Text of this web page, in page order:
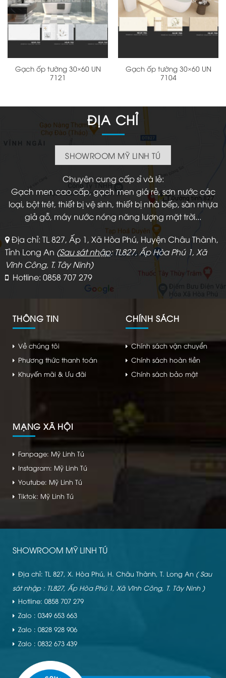
Gạch ốp tường 30×60 UN
7121
Gạch ốp tường 30×60 UN
7104
ĐỊA CHỈ
SHOWROOM MỸ LINH TÚ
Chuyên cung cấp sỉ và lẻ:
Gạch men cao cấp, gạch men giá rẻ, sơn nước các
loại, bột trét, thiết bị vệ sinh, thiết bị nhà bếp, sàn nhựa
giả gỗ, máy nước nóng năng lượng mặt trời...
Địa chỉ: TL 827, Ấp 1, Xã Hòa Phú, Huyện Châu Thành,
Tỉnh Long An (Sau sát nhập: TL827, Ấp Hòa Phú 1, Xã
Vĩnh Công, T. Tây Ninh)
Hotline: 0858 707 279
THÔNG TIN
Về chúng tôi
Phương thức thanh toán
Khuyến mãi & Ưu đãi
CHÍNH SÁCH
Chính sách vận chuyển
Chính sách hoàn tiền
Chính sách bảo mật
MẠNG XÃ HỘI
Fanpage: Mỹ Linh Tú
Instagram: Mỹ Linh Tú
Youtube: Mỹ Linh Tú
Tiktok: Mỹ Linh Tú
SHOWROOM MỸ LINH TÚ
Địa chỉ: TL 827, X. Hòa Phú, H. Châu Thành, T. Long An ( Sau
sát nhập : TL827, Ấp Hòa Phú 1, Xã Vĩnh Công, T. Tây Ninh )
Hotline: 0858 707 279
Zalo : 0349 653 663
Zalo : 0828 928 906
Zalo : 0832 673 439